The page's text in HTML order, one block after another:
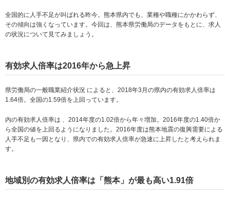
全国的に人手不足が叫ばれる昨今。熊本県内でも、業種や職種にかかわらず、
その傾向は強くなっています。今回は、熊本県労働局のデータをもとに、求人
の状況について見てみましょう。
有効求人倍率は2016年から急上昇
県労働局の一般職業紹介状況 によると、2018年3月の県内の有効求人倍率は
1.64倍。全国の1.59倍を上回っています。
内の有効求人倍率は 、2014年度の1.02倍から年々増加。2016年度の1.40倍か
ら全国の値を上回るようになりました。2016年度は熊本地震の復興需要による
人手不足も一因となり、県内での有効求人倍率が急速に上昇したと考えられま
す。
地域別の有効求人倍率は「熊本」が最も高い1.91倍